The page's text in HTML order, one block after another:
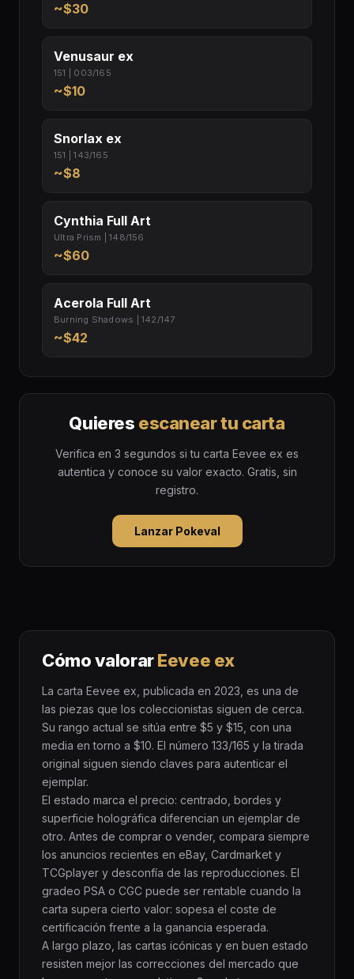
~$30
Venusaur ex
151 | 003/165
~$10
Snorlax ex
151 | 143/165
~$8
Cynthia Full Art
Ultra Prism | 148/156
~$60
Acerola Full Art
Burning Shadows | 142/147
~$42
Quieres escanear tu carta
Verifica en 3 segundos si tu carta Eevee ex es
autentica y conoce su valor exacto. Gratis, sin
registro.
Lanzar Pokeval
Cómo valorarEevee ex
La carta Eevee ex, publicada en 2023, es una de
las piezas que los coleccionistas siguen de cerca.
Su rango actual se sitúa entre $5 y $15, con una
media en torno a $10. El número 133/165 y la tirada
original siguen siendo claves para autenticar el
ejemplar.
El estado marca el precio: centrado, bordes y
superficie holográfica diferencian un ejemplar de
otro. Antes de comprar o vender, compara siempre
los anuncios recientes en eBay, Cardmarket y
TCGplayer y desconfía de las reproducciones. El
gradeo PSA o CGC puede ser rentable cuando la
carta supera cierto valor: sopesa el coste de
certificación frente a la ganancia esperada.
A largo plazo, las cartas icónicas y en buen estado
resisten mejor las correcciones del mercado que